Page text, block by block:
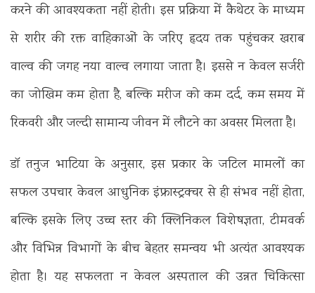
करने की आवश्यकता नहीं होती। इस प्रक्रिया में कैथेटर के माध्यम
से शरीर की रक्त वाहिकाओं के जरिए हृदय तक पहुंचकर खराब
वाल्व की जगह नया वाल्व लगाया जाता है। इससे न केवल सर्जरी
का जोखिम कम होता है, बल्कि मरीज को कम दर्द, कम समय में
रिकवरी और जल्दी सामान्य जीवन में लौटने का अवसर मिलता है।
डाॅ तनुज भाटिया के अनुसार, इस प्रकार के जटिल मामलों का
सफल उपचार केवल आधुनिक इंफ्रास्ट्रक्चर से ही संभव नहीं होता,
बल्कि इसके लिए उच्च स्तर की क्लिनिकल विशेषज्ञता, टीमवर्क
और विभिन्न विभागों के बीच बेहतर समन्वय भी अत्यंत आवश्यक
होता है। यह सफलता न केवल अस्पताल की उन्नत चिकित्सा